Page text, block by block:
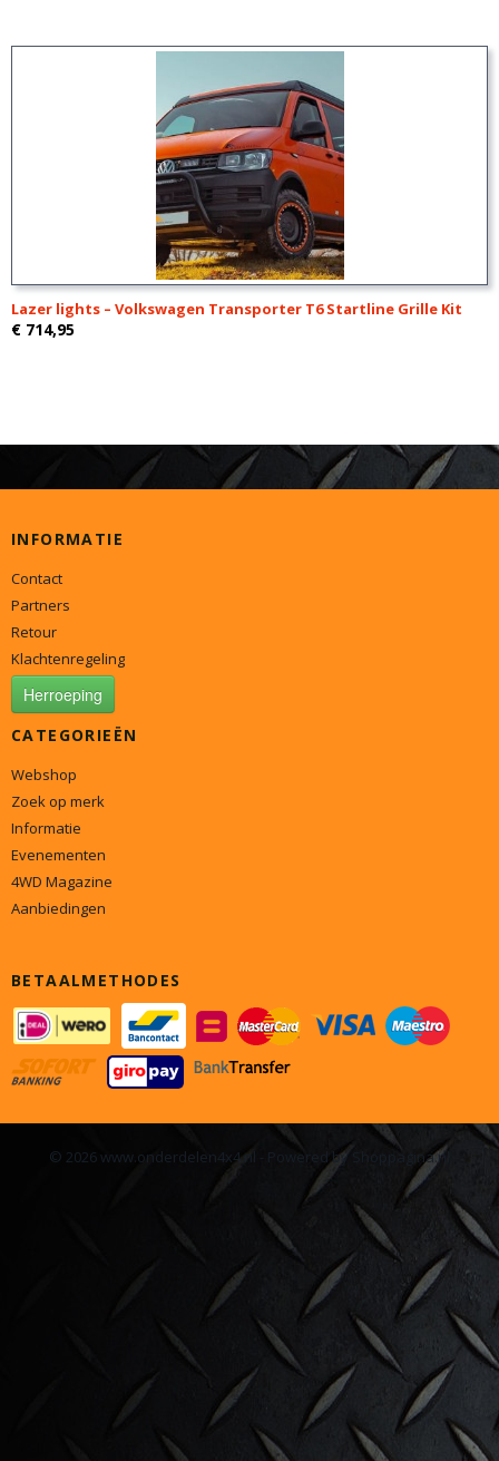
Lazer lights – Volkswagen Transporter T6 Startline Grille Kit
€ 714,95
INFORMATIE
Contact
Partners
Retour
Klachtenregeling
Herroeping
CATEGORIEËN
Webshop
Zoek op merk
Informatie
Evenementen
4WD Magazine
Aanbiedingen
BETAALMETHODES
© 2026 www.onderdelen4x4.nl - Powered by Shoppagina.nl